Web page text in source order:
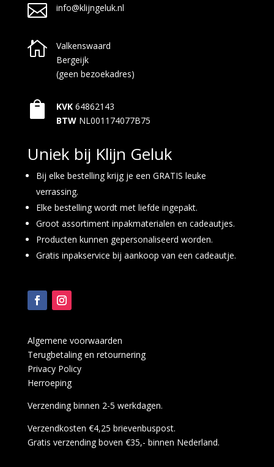
 info@klijngeluk.nl

Valkenswaard
Bergeijk
(geen bezoekadres)
 KVK 64862143
BTW NL001174077B75
Uniek bij Klijn Geluk
Bij elke bestelling krijg je een GRATIS leuke
verrassing.
Elke bestelling wordt met liefde ingepakt.
Groot assortiment inpakmaterialen en cadeautjes.
Producten kunnen gepersonaliseerd worden.
Gratis inpakservice bij aankoop van een cadeautje.
Algemene voorwaarden
Terugbetaling en retournering
Privacy Policy
Herroeping
Verzending binnen 2-5 werkdagen.
Verzendkosten €4,25 brievenbuspost.
Gratis verzending boven €35,- binnen Nederland.